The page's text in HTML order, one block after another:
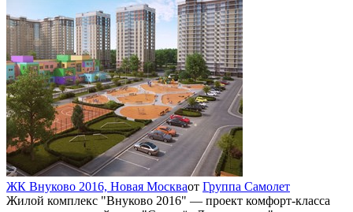
ЖК Внуково 2016, Новая Москваот Группа Самолет
Жилой комплекс "Внуково 2016" — проект комфорт-класса